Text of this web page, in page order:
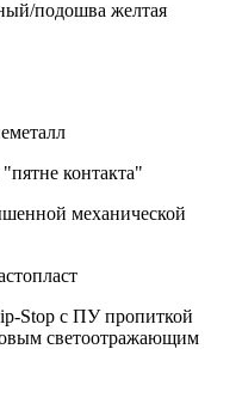
подошва желтая
контакта"
механической
Stop c ПУ пропиткой
светоотражающим